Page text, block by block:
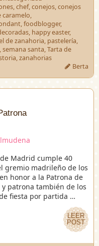
,chef,conejos,conejos
caramelo,
,foodblogger,
, happy easter,
de zanahoria, pastelería,
,semana santa,Tarta de
,zanahorias
Berta
Madrid cumple 40
gremio madrileño de los
honor a la Patrona de
patrona también de los
fiesta por partida …
LEER
POST
LEER
POST